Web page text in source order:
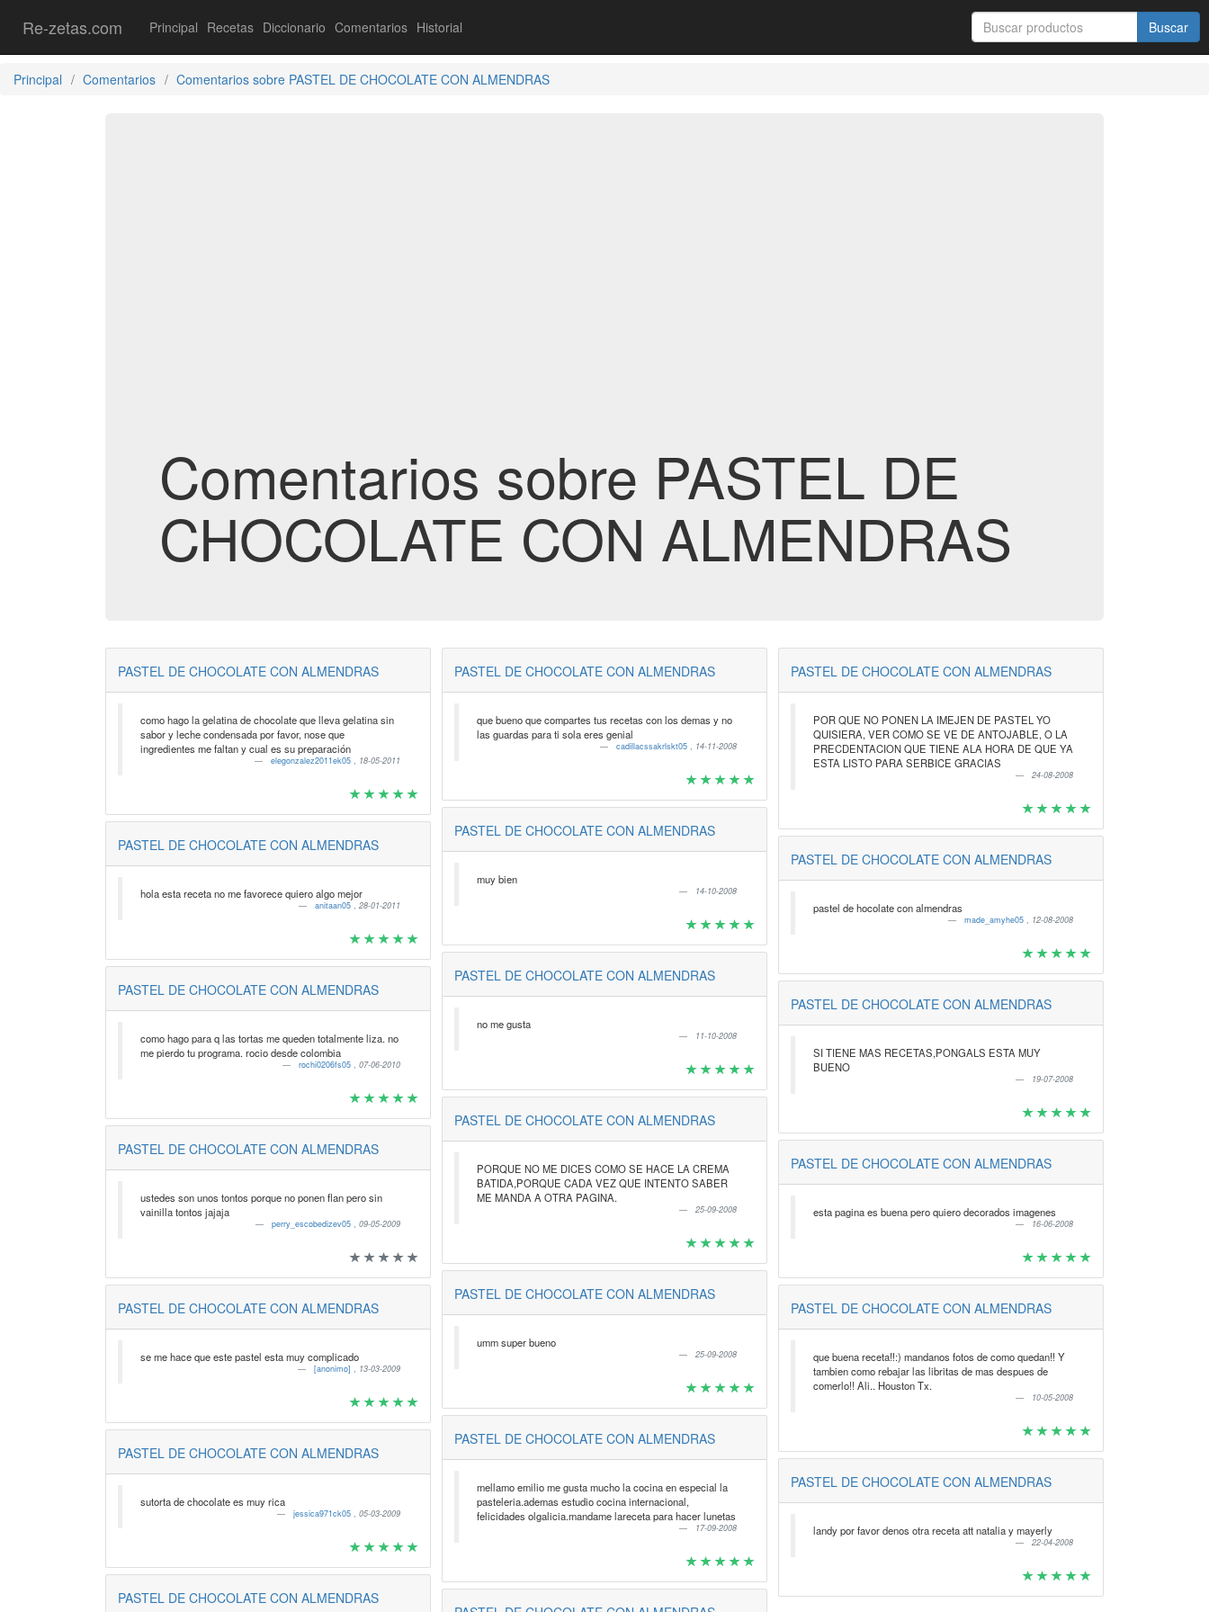
Re-zetas.com Principal Recetas Diccionario Comentarios Historial
Principal Comentarios Comentarios sobre PASTEL DE CHOCOLATE CON ALMENDRAS
Comentarios sobre PASTEL DE
CHOCOLATE CON ALMENDRAS
PASTEL DE CHOCOLATE CON ALMENDRAS
como hago la gelatina de chocolate que lleva gelatina sin
sabor y leche condensada por favor, nose que
ingredientes me faltan y cual es su preparación
elegonzalez2011ek05, 18-05-2011
PASTEL DE CHOCOLATE CON ALMENDRAS
hola esta receta no me favorece quiero algo mejor
anitaan05,28-01-2011
PASTEL DE CHOCOLATE CON ALMENDRAS
como hago para q las tortas me queden totalmente liza. no
me pierdo tu programa. rocio desde colombia
rochi0206fs05,07-06-2010
PASTEL DE CHOCOLATE CON ALMENDRAS
ustedes son unos tontos porque no ponen flan pero sin
vainilla tontos jajaja
perry_escobedizev05,09-05-2009
PASTEL DE CHOCOLATE CON ALMENDRAS
se me hace que este pastel esta muy complicado
[anonimo], 13-03-2009
PASTEL DE CHOCOLATE CON ALMENDRAS
sutorta de chocolate es muy rica
jessica971ck05,05-03-2009
PASTEL DE CHOCOLATE CON ALMENDRAS
PASTEL DE CHOCOLATE CON ALMENDRAS
que bueno que compartes tus recetas con los demas y no
las guardas para ti sola eres genial
cadillacssakrlskt05, 14-11-2008
PASTEL DE CHOCOLATE CON ALMENDRAS
muy bien
14-10-2008
PASTEL DE CHOCOLATE CON ALMENDRAS
no me gusta
11-10-2008
PASTEL DE CHOCOLATE CON ALMENDRAS
PORQUE NO ME DICES COMO SE HACE LA CREMA
BATIDA,PORQUE CADA VEZ QUE INTENTO SABER
ME MANDA A OTRA PAGINA.
25-09-2008
PASTEL DE CHOCOLATE CON ALMENDRAS
umm super bueno
25-09-2008
PASTEL DE CHOCOLATE CON ALMENDRAS
mellamo emilio me gusta mucho la cocina en especial la
pasteleria.ademas estudio cocina internacional,
felicidades olgalicia.mandame lareceta para hacer lunetas
17-09-2008
PASTEL DE CHOCOLATE CON ALMENDRAS
POR QUE NO PONEN LA IMEJEN DE PASTEL YO
QUISIERA, VER COMO SE VE DE ANTOJABLE, O LA
PRECDENTACION QUE TIENE ALA HORA DE QUE YA
ESTA LISTO PARA SERBICE GRACIAS
24-08-2008
PASTEL DE CHOCOLATE CON ALMENDRAS
pastel de hocolate con almendras
made_amyhe05, 12-08-2008
PASTEL DE CHOCOLATE CON ALMENDRAS
SI TIENE MAS RECETAS,PONGALS ESTA MUY
BUENO
19-07-2008
PASTEL DE CHOCOLATE CON ALMENDRAS
esta pagina es buena pero quiero decorados imagenes
16-06-2008
PASTEL DE CHOCOLATE CON ALMENDRAS
que buena receta!!:) mandanos fotos de como quedan!! Y
tambien como rebajar las libritas de mas despues de
comerlo!! Ali.. Houston Tx.
10-05-2008
PASTEL DE CHOCOLATE CON ALMENDRAS
landy por favor denos otra receta att natalia y mayerly
22-04-2008